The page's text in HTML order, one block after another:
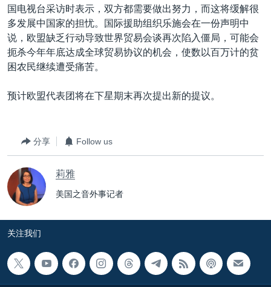
国电视台采访时表示，双方都需要做出努力，而这将缓解很
多发展中国家的担忧。国际援助组织乐施会在一份声明中
说，欧盟缺乏行动导致世界贸易会谈再次陷入僵局，可能会
扼杀今年年底达成全球贸易协议的机会，使数以百万计的贫
困农民继续遭受痛苦。
预计欧盟代表团将在下星期末再次提出新的提议。
分享 Follow us
莉雅
美国之音外事记者
关注我们